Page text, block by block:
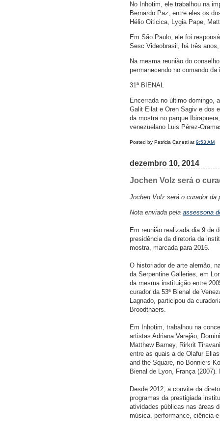
No Inhotim, ele trabalhou na
Bernardo Paz, entre eles os
Hélio Oiticica, Lygia Pape,
Em São Paulo, ele foi
Sesc Videobrasil, há três
Na mesma reunião do
permanecendo no comando
31ª BIENAL
Encerrada no último domingo,
Galit Eilat e Oren Sagiv e dos
da mostra no parque
venezuelano Luis Pérez-
Posted by Patricia Canetti at 9:53 AM
dezembro 10, 2014
Jochen Volz será o
Jochen Volz será o curador da
Nota enviada pela assessoria
Em reunião realizada dia 9 de
presidência da diretoria da
mostra, marcada para 2016.
O historiador de arte alemão,
da Serpentine Galleries, em
da mesma instituição entre
curador da 53ª Bienal de
Lagnado, participou da
Broodthaers.
Em Inhotim, trabalhou na
artistas Adriana Varejão,
Matthew Barney, Rirkrit
entre as quais a de Olafur
and the Square, no Bonniers
Bienal de Lyon, França
Desde 2012, a convite da
programas da prestigiada
atividades públicas nas áreas
música, performance, ciência